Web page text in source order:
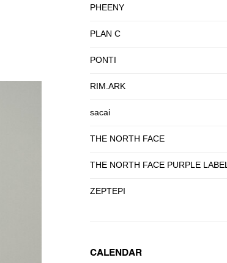
PHEENY
PLAN C
PONTI
RIM.ARK
sacai
THE NORTH FACE
THE NORTH FACE PURPLE LABEL
ZEPTEPI
CALENDAR